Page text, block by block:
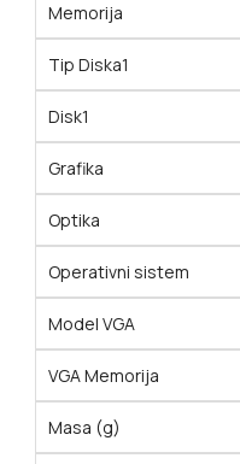
Memorija
Tip Diska1
Disk1
Grafika
Optika
Operativni sistem
Model VGA
VGA Memorija
Masa (g)